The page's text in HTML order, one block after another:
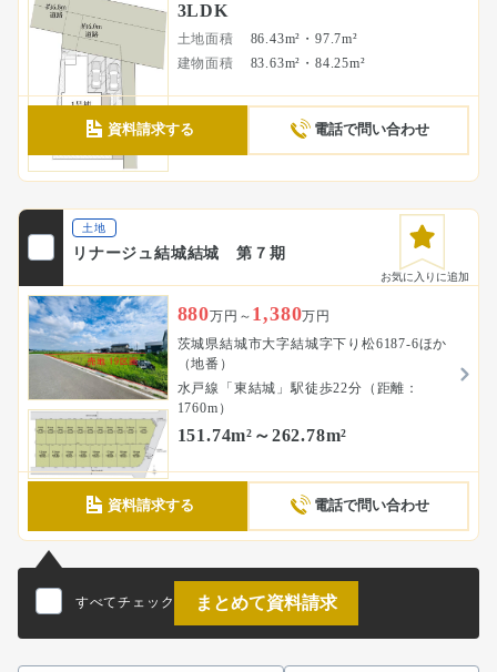
3LDK
土地面積
86.43m²・97.7m²
建物面積
83.63m²・84.25m²
資料請求する 電話で問い合わせ
土地
リナージュ結城結城 第７期
お気に入りに追加
880万円～ 1,380万円
茨城県結城市大字結城字下り松6187-6ほか
（地番）
水戸線「東結城」駅徒歩22分（距離：
1760m）
151.74m²～262.78m²
資料請求する 電話で問い合わせ
すべてチェック まとめて資料請求